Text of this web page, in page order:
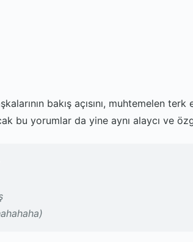
bakış açısını, muhtemelen
bu yorumlar da yine aynı alaycı ve